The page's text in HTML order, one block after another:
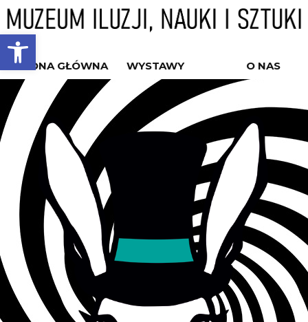
Open toolbar
STRONA GŁÓWNA WYSTAWY O NAS